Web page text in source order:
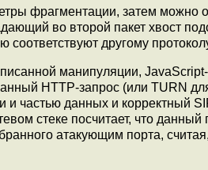
фрагментации, затем можно
во второй пакет хвост
другому
манипуляции, JavaScript-
HTTP-запрос (или TURN
и частью данных и корректный
стеке посчитает, что
атакующим порта,